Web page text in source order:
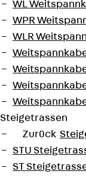
WL
WPR
WLR
Steigetrassen
Zurück
STU
ST